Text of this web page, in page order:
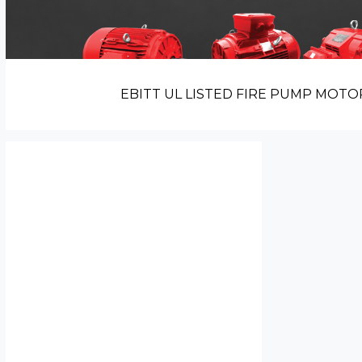
EBITT UL LISTED FIRE PUMP